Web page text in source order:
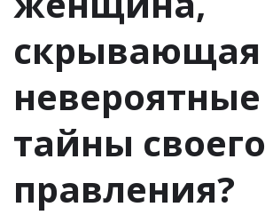
скрывающая
невероятные
тайны своего
правления?